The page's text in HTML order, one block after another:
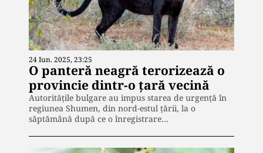
24 Iun. 2025, 23:25
O panteră neagră terorizează o
provincie dintr-o țară vecină
Autoritățile bulgare au impus starea de urgență în
regiunea Shumen, din nord-estul țării, la o
săptămână după ce o înregistrare…